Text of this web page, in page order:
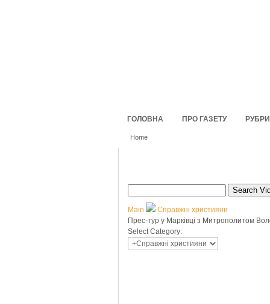
ГОЛОВНА ПРО ГАЗЕТУ
Home
Search
Main
Справжні християни
Прес-тур у Марківці з Митрополитом
Select Category: